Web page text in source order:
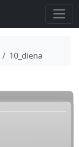
10_diena